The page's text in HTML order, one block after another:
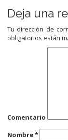
Deja una
Tu dirección de
obligatorios están
Comentario
Nombre*